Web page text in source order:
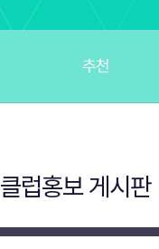
방명록
추천
클럽홍보 게시판